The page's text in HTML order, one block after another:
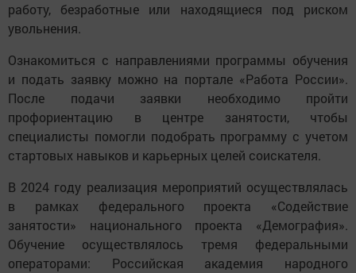
работу, безработные или находящиеся под риском
увольнения.
Ознакомиться с направлениями программы обучения
и подать заявку можно на портале «Работа России».
После подачи заявки необходимо пройти
профориентацию в центре занятости, чтобы
специалисты помогли подобрать программу с учетом
стартовых навыков и карьерных целей соискателя.
В 2024 году реализация мероприятий осуществлялась
в рамках федерального проекта «Содействие
занятости» национального проекта «Демография».
Обучение осуществлялось тремя федеральными
операторами: Российская академия народного